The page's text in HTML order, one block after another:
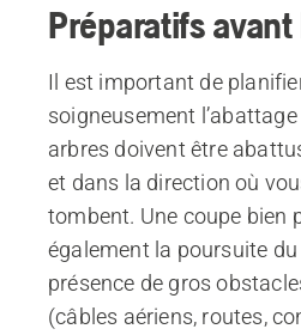
Dégager la végétation basse
Élaguer les branches basses
Planifier et aménager des
Préparatifs avant
Il est important de
soigneusement
arbres doivent être
et dans la direction où
tombent. Une coupe bien
également la poursuite
présence de gros
(câbles aériens, routes,